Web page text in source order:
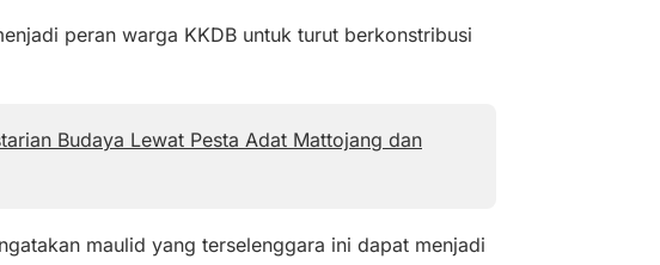
peran warga KKDB untuk turut berkonstribusi
Budaya Lewat Pesta Adat Mattojang dan
maulid yang terselenggara ini dapat menjadi